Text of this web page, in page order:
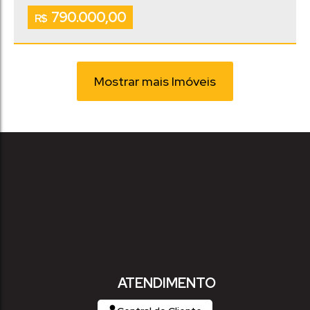
R$ 790.000,00
Vaga(s) 162.00m² 405.00m²
Mostrar mais Imóveis
ATENDIMENTO